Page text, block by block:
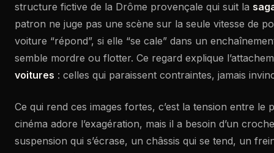
structure fictive de la Drôme provençale qui suit la
patron ne juge pas une scène sur la seule vitesse de
voiture “répond”, si elle “se cale” dans un
semble mordre ou flotter. Ce regard explique
voitures : celles qui paraissent contraintes, jamais
Ce qui rend ces images fortes, c’est la tension entre le
cinéma adore l’exagération, mais il a besoin d’un
suspension qui s’écrase, un châssis qui se tend, un